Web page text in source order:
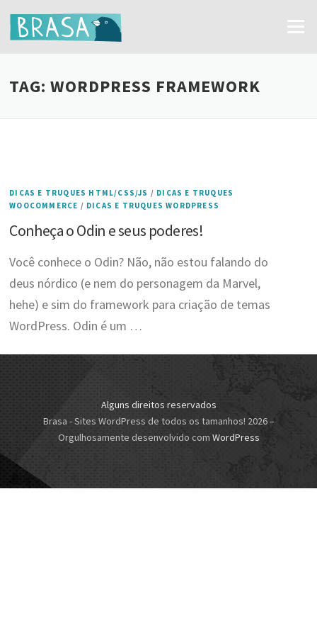
Menu
TAG:WORDPRESS FRAMEWORK
DICAS E TRUQUES HTML/CSS/JS / DICAS E TRUQUES
WOOCOMMERCE / DICAS E TRUQUES WORDPRESS
Conheça o Odin e seus poderes!
Você conhece o Odin? Não, não estou falando do
deus nórdico (e nem do personagem da Marvel,
hehe) e sim do framework para criação de temas
WordPress. Odin é um …
Alguns direitos reservados
Brasa - Sites WordPress de todos os tamanhos! 2026–
Orgulhosamente desenvolvido com WordPress